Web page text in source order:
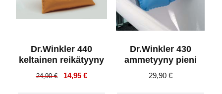
Dr.Winkler 440
keltainen reikätyyny
24,90€
Alkuperäinen
14,95 €Nykyinen
Dr.Winkler 430
ammetyyny pieni
29,90 €